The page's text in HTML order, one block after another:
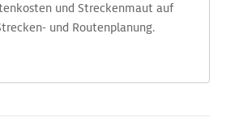
und Streckenmaut auf
und Routenplanung.